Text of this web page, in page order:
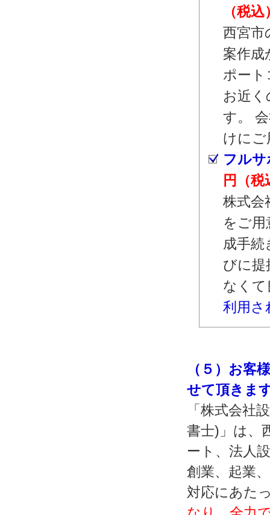
（税込
西宮市
案作成
ポート
お近く
す。
けにご
フル
円（税
株式会
をご用
成手続
びに提
なくて
利用さ
（５）お客
せて頂きま
「株式会社
書士)」は、
ート、法人
創業、起業
対応にあた